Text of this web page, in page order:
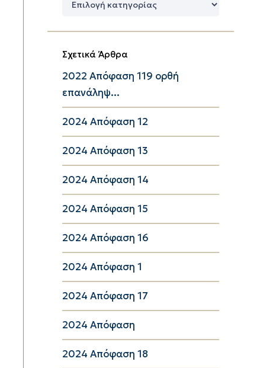
Σχετικά Άρθρα
2022 Απόφαση 119 ορθή
επανάληψ...
2024 Απόφαση 12
2024 Απόφαση 13
2024 Απόφαση 14
2024 Απόφαση 15
2024 Απόφαση 16
2024 Απόφαση 1
2024 Απόφαση 17
2024 Απόφαση
2024 Απόφαση 18